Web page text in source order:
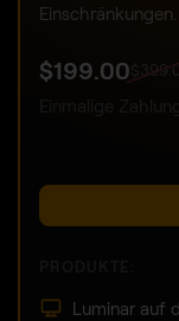
Einschränkungen.
$199.00 $ 399
Luminar auf